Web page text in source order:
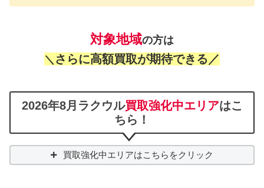
対象地域の方は
＼ さらに高額買取が期待できる／
2026年8月ラクウル買取強化中エリアはこ
ちら！
買取強化中エリアはこちらをクリック